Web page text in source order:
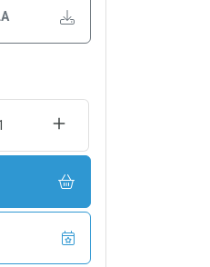
UMA UNIDADEAUMENTAR UMA